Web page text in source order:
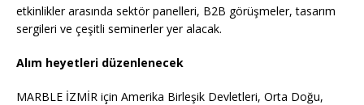
etkinlikler arasında sektör panelleri, B2B görüşmeler, tasarım
sergileri ve çeşitli seminerler yer alacak.
Alım heyetleri düzenlenecek
MARBLE İZMİR için Amerika Birleşik Devletleri, Orta Doğu,